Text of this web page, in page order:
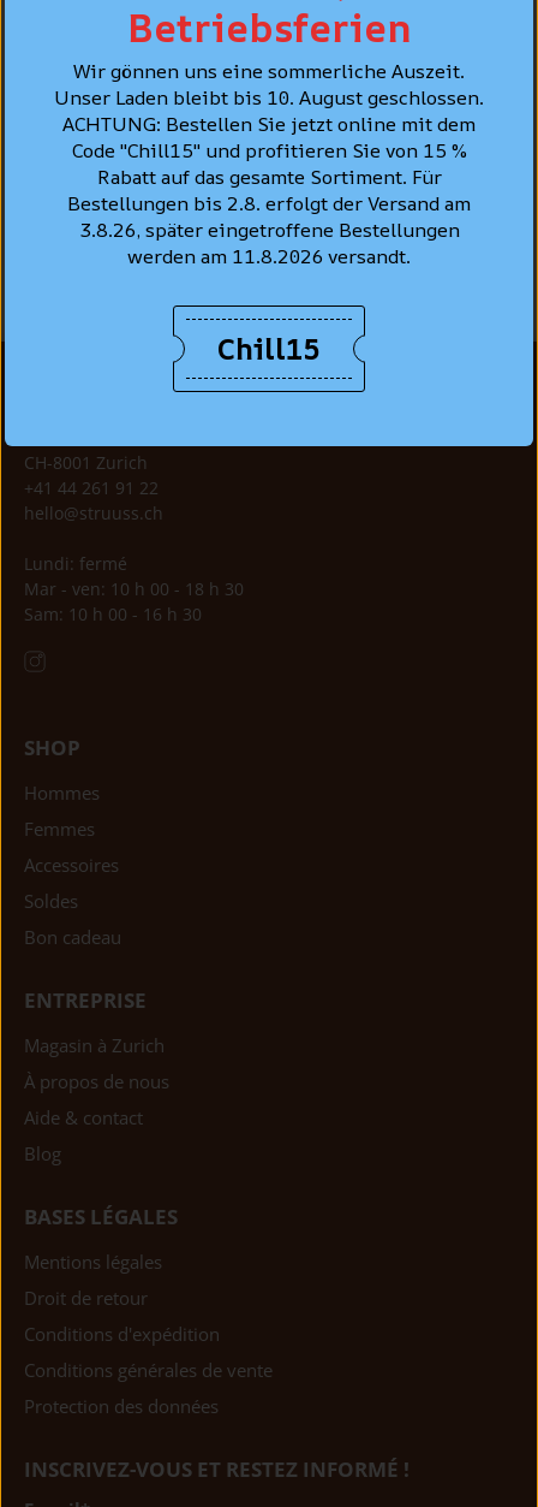
Lee Rider Jeans
Slim, Noir "Clean
Black"
CHF 119.90
CH-8001 Zurich
+41 44 261 91 22
hello@struuss.ch
Lundi: fermé
Mar - ven: 10 h 00 - 18 h 30
Sam: 10 h 00 - 16 h 30
SHOP
Hommes
Femmes
Accessoires
Soldes
Bon cadeau
ENTREPRISE
Magasin à Zurich
À propos de nous
Aide & contact
Blog
BASES LÉGALES
Mentions légales
Droit de retour
Conditions d'expédition
Conditions générales de vente
Protection des données
INSCRIVEZ-VOUS ET RESTEZ INFORMÉ !
Betriebsferien
Wir gönnen uns eine sommerliche Auszeit.
Unser Laden bleibt bis 10. August geschlossen.
ACHTUNG: Bestellen Sie jetzt online mit dem
Code "Chill15" und profitieren Sie von 15 %
Rabatt auf das gesamte Sortiment. Für
Bestellungen bis 2.8. erfolgt der Versand am
3.8.26, später eingetroffene Bestellungen
werden am 11.8.2026 versandt.
Chill15